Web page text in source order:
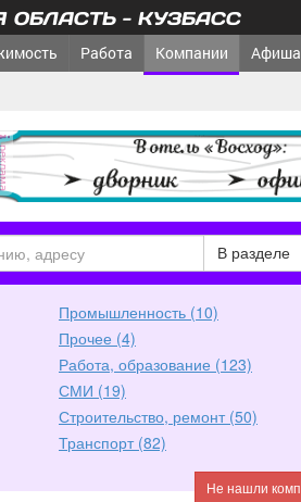
- КУЗБАСС
Работа Компании Афиша
реклама
В разделе
Промышленность (10)
Прочее (4)
Работа, образование (123)
СМИ (19)
Строительство, ремонт (50)
Транспорт (82)